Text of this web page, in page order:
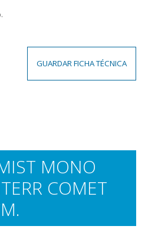
GUARDAR FICHA TÉCNICA
MONO
COMET